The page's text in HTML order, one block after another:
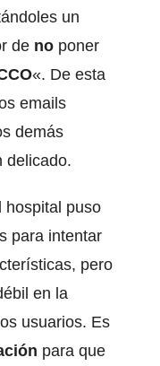
un
de no poner
«. De esta
emails
demás
delicado.
hospital puso
para intentar
pero
en la
usuarios. Es
para que